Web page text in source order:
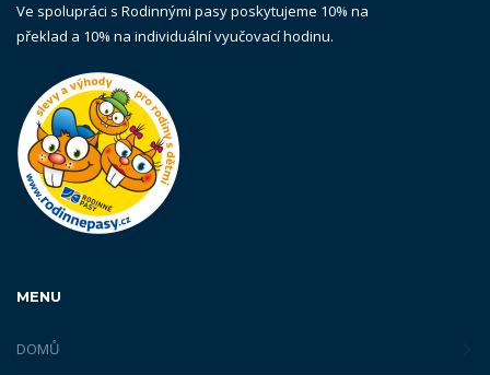
Ve spolupráci s Rodinnými pasy poskytujeme 10% na
překlad a 10% na individuální vyučovací hodinu.
MENU
DOMŮ